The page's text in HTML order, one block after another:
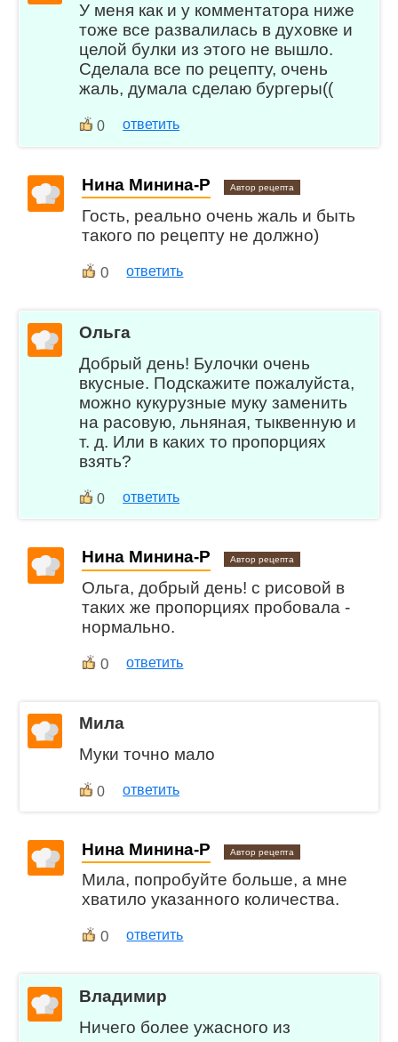
У меня как и у комментатора ниже
тоже все развалилась в духовке и
целой булки из этого не вышло.
Сделала все по рецепту, очень
жаль, думала сделаю бургеры((
0 ответить
Нина Минина-Р Автор рецепта
Гость, реально очень жаль и быть
такого по рецепту не должно)
0 ответить
Ольга
Добрый день! Булочки очень
вкусные. Подскажите пожалуйста,
можно кукурузные муку заменить
на расовую, льняная, тыквенную и
т. д. Или в каких то пропорциях
взять?
0 ответить
Нина Минина-Р Автор рецепта
Ольга, добрый день! с рисовой в
таких же пропорциях пробовала -
нормально.
0 ответить
Мила
Муки точно мало
0 ответить
Нина Минина-Р Автор рецепта
Мила, попробуйте больше, а мне
хватило указанного количества.
0 ответить
Владимир
Ничего более ужасного из